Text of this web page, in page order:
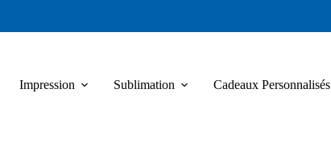
Impression Sublimation Cadeaux Personnalisés